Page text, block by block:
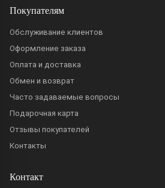
Покупателям
Обслуживание клиентов
Оформление заказа
Оплата и доставка
Обмен и возврат
Часто задаваемые вопросы
Подарочная карта
Отзывы покупателей
Контакты
Контакт